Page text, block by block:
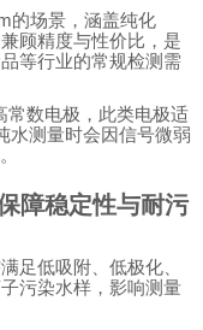
的场景，涵盖纯化
顾精度与性价比，是
等行业的常规检测需
常数电极，此类电极适
水测量时会因信号微弱
障稳定性与耐污
足低吸附、低极化、
污染水样，影响测量